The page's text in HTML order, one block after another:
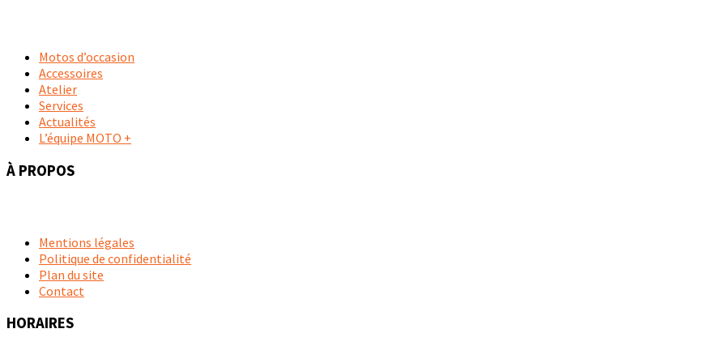
Motos d’occasion
Accessoires
Atelier
Services
Actualités
L’équipe MOTO +
À PROPOS
Mentions légales
Politique de confidentialité
Plan du site
Contact
HORAIRES